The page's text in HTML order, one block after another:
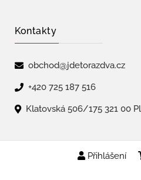
Přihlášení
Kontakty
obchod@jdetorazdva.cz
+420 725 187 516
Klatovská 506/175 321 00
Copyright ©